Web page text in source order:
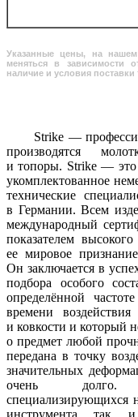
Указанные цены, на
меняться в зависимости
наличие и условия
Strike —
производятся
и топоры. Strike — это
укомплектованное
технические
в Германии. Всем
международный
показателем
ее мировое
Он заключается в
подбора особого
определённой
времени
и ковкости и который
о предмет любой
передана в точку
значительных
очень долго.
специализирующихся
инструмента так